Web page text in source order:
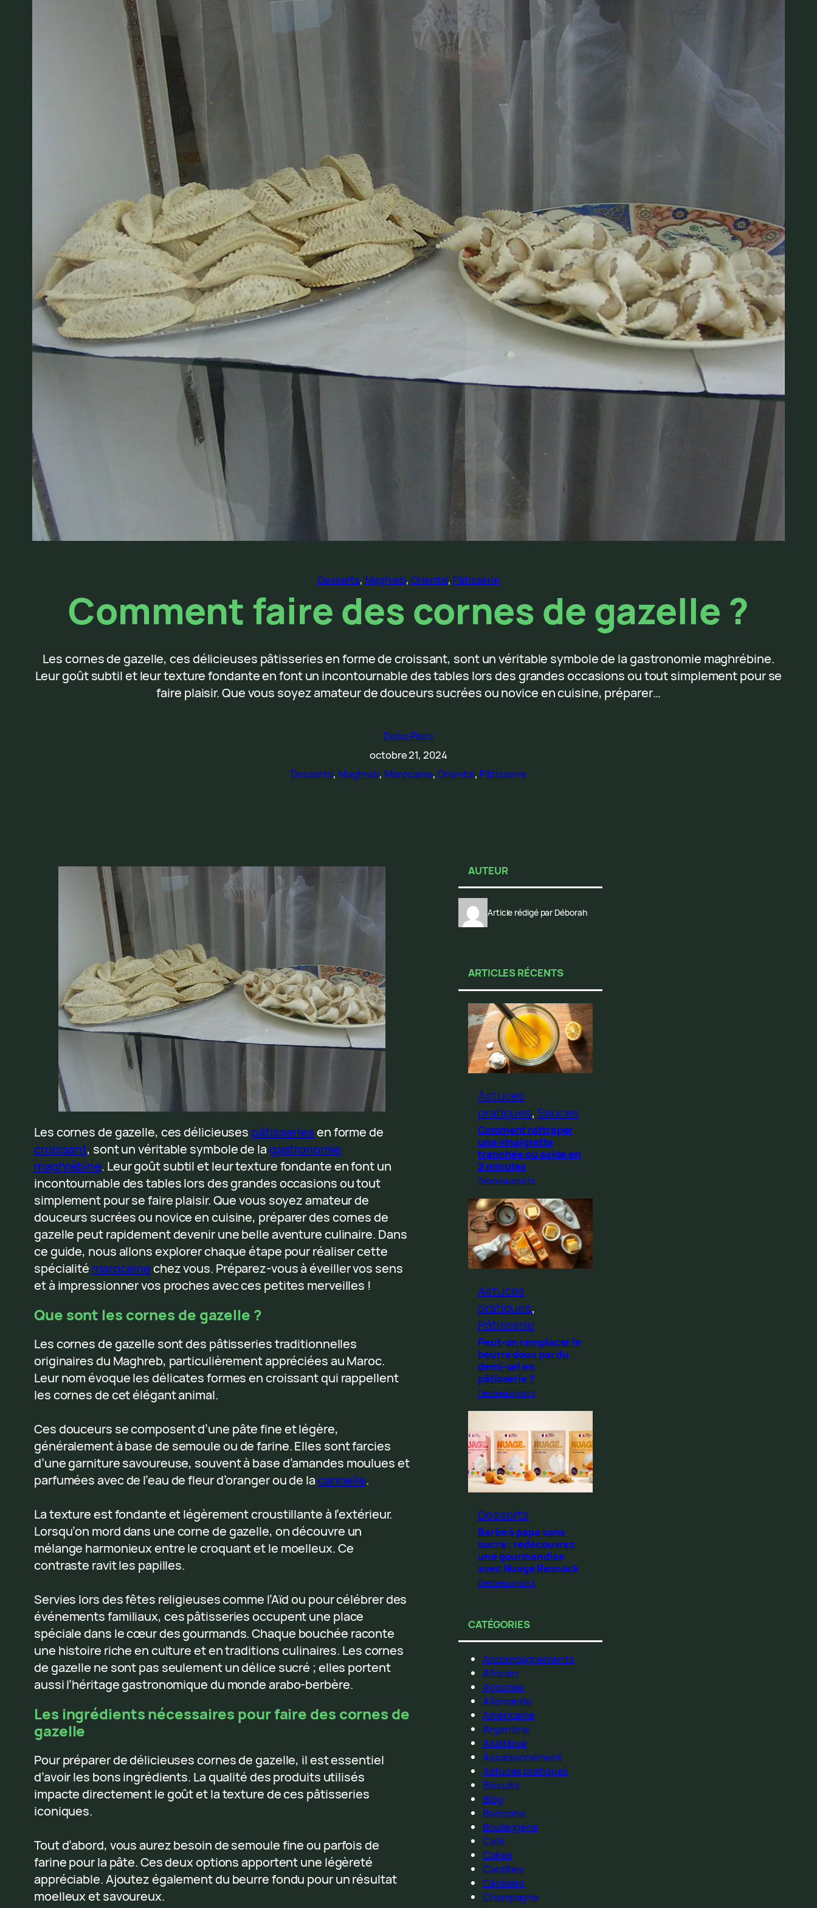
Desserts, Maghreb, Oriental, Pâtisserie
Comment faire des cornes de gazelle ?
Les cornes de gazelle, ces délicieuses pâtisseries en forme de croissant, sont un véritable symbole de la gastronomie maghrébine.
Leur goût subtil et leur texture fondante en font un incontournable des tables lors des grandes occasions ou tout simplement pour se
faire plaisir. Que vous soyez amateur de douceurs sucrées ou novice en cuisine, préparer…
Debo Plats
octobre 21, 2024
Desserts, Maghreb, Marocaine, Oriental, Pâtisserie
Les cornes de gazelle, ces délicieuses pâtisseriesen forme de
croissant, sont un véritable symbole de lagastronomie
maghrébine. Leur goût subtil et leur texture fondante en font un
incontournable des tables lors des grandes occasions ou tout
simplement pour se faire plaisir. Que vous soyez amateur de
douceurs sucrées ou novice en cuisine, préparer des cornes de
gazelle peut rapidement devenir une belle aventure culinaire. Dans
ce guide, nous allons explorer chaque étape pour réaliser cette
spécialité marocainechez vous. Préparez-vous à éveiller vos sens
et à impressionner vos proches avec ces petites merveilles !
Que sont les cornes de gazelle ?
Les cornes de gazelle sont des pâtisseries traditionnelles
originaires du Maghreb, particulièrement appréciées au Maroc.
Leur nom évoque les délicates formes en croissant qui rappellent
les cornes de cet élégant animal.
Ces douceurs se composent d’une pâte fine et légère,
généralement à base de semoule ou de farine. Elles sont farcies
d’une garniture savoureuse, souvent à base d’amandes moulues et
parfumées avec de l’eau de fleur d’oranger ou de lacannelle.
La texture est fondante et légèrement croustillante à l’extérieur.
Lorsqu’on mord dans une corne de gazelle, on découvre un
mélange harmonieux entre le croquant et le moelleux. Ce
contraste ravit les papilles.
Servies lors des fêtes religieuses comme l’Aïd ou pour célébrer des
événements familiaux, ces pâtisseries occupent une place
spéciale dans le cœur des gourmands. Chaque bouchée raconte
une histoire riche en culture et en traditions culinaires. Les cornes
de gazelle ne sont pas seulement un délice sucré ; elles portent
aussi l’héritage gastronomique du monde arabo-berbère.
Les ingrédients nécessaires pour faire des cornes de
gazelle
Pour préparer de délicieuses cornes de gazelle, il est essentiel
d’avoir les bons ingrédients. La qualité des produits utilisés
impacte directement le goût et la texture de ces pâtisseries
iconiques.
Tout d’abord, vous aurez besoin de semoule fine ou parfois de
farine pour la pâte. Ces deux options apportent une légèreté
appréciable. Ajoutez également du beurre fondu pour un résultat
moelleux et savoureux.
AUTEUR
Article rédigé par Déborah
ARTICLES RÉCENTS
Astuces
pratiques, Sauces
Comment rattraper
une vinaigrette
tranchée ou acide en
2 minutes
Desbeauxplats
Astuces
pratiques
Pâtisserie
Peut-on remplacer le
beurre doux par du
demi-sel en
pâtisserie ?
Desbeauxplats
Desserts
Barbe à papa sans
sucre : redécouvrez
une gourmandise
avec Nuage Resnack
Desbeauxplats
CATÉGORIES
Accompagnements
Africain
Agrumes
Allemande
Américaine
Argentine
Asiatique
Assaisonnement
Astuces pratiques
Biscuits
Blog
Boissons
Boulangerie
Café
Cakes
Caraïbes
Céréales
Champagne